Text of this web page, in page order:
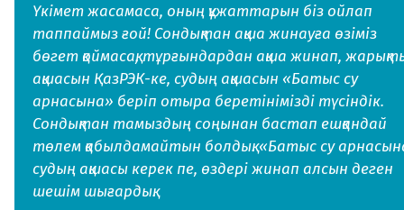
Үкімет жасамаса, оның құжаттарын біз ойлап
таппаймыз ғой! Сондықтан ақша жинауға өзіміз
бөгет қоймасақ, тұрғындардан ақша жинап,
ақшасын ҚазРЭК-ке, судың ақшасын «Батыс су
арнасына» беріп отыра беретінімізді түсіндік.
Сондықтан тамыздың соңынан бастап ешқандай
төлем қабылдамайтын болдық. «Батыс су
судың ақшасы керек пе, өздері жинап алсын деген
шешім шығардық.